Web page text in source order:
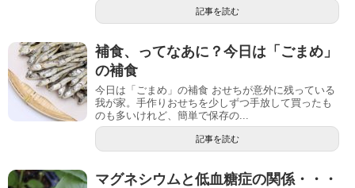
記事を読む
補食、ってなあに？今日は「ごまめ」
の補食
今日は「ごまめ」の補食 おせちが意外に残っている
我が家。手作りおせちを少しずつ手放して買ったも
のも多いけれど、簡単で保存の...
記事を読む
マグネシウムと低血糖症の関係・・・